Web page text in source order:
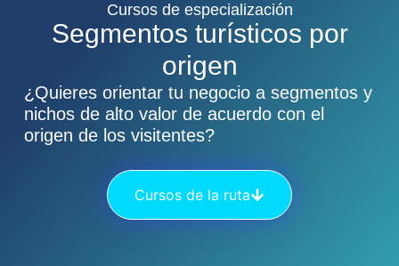
Cursos de especialización
Segmentos turísticos por
origen
¿Quieres orientar tu negocio a segmentos y
nichos de alto valor de acuerdo con el
origen de los visitentes?
Cursos de la ruta